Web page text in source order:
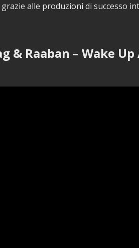
alle produzioni di successo
& Raaban – Wake